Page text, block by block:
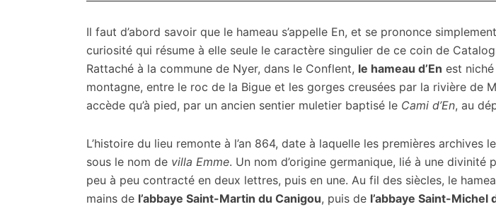
Il faut d’abord savoir que le hameau s’appelle En, et se prononce simplement
curiosité qui résume à elle seule le caractère singulier de ce coin de
Rattaché à la commune de Nyer, dans le Conflent, le hameau d’En est
montagne, entre le roc de la Bigue et les gorges creusées par la rivière de
accède qu’à pied, par un ancien sentier muletier baptisé le Cami d’En, au
L’histoire du lieu remonte à l’an 864, date à laquelle les premières archives
sous le nom de villa Emme. Un nom d’origine germanique, lié à une divinité
peu à peu contracté en deux lettres, puis en une. Au fil des siècles, le
mains de l’abbaye Saint-Martin du Canigou, puis de l’abbaye Saint-Michel